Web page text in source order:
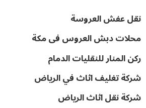
نقل عفش العروسة
محلات دبش العروس فى مكة
ركن المنار للنقليات الدمام
شركة تغليف اثاث في الرياض
شركة نقل اثاث الرياض